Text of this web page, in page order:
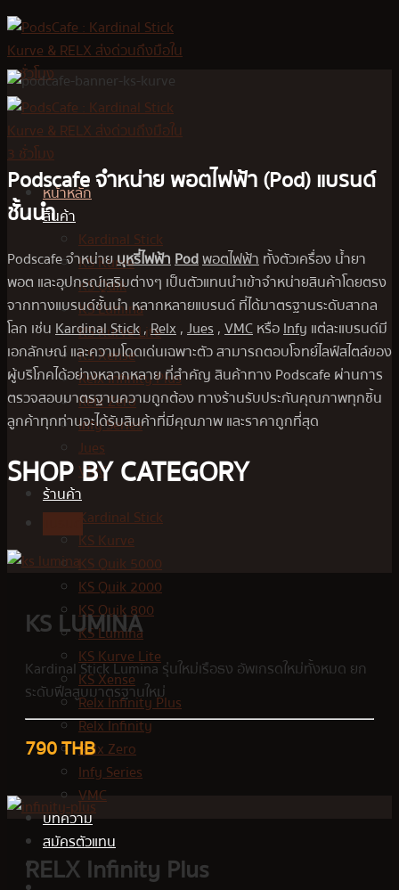
Skip
to
content
หน้าหลัก
สินค้า
Kardinal Stick
KS Kurve
KS Quik
KS Lumina
KS Kurve Lite
KS Xense
Relx Infinity Plus
Relx Zero
Infy Series
Jues
VMC
ร้านค้า
Kardinal Stick
KS Kurve
KS Quik 5000
KS Quik 2000
KS Quik 800
KS Lumina
KS Kurve Lite
KS Xense
Relx Infinity Plus
Relx Infinity
Relx Zero
Infy Series
VMC
บทความ
สมัครตัวแทน
Podscafe จำหน่าย พอตไฟฟ้า (Pod) แบรนด์
ชั้นนำ
Podscafe จำหน่ายบุหรี่ไฟฟ้าPodพอตไฟฟ้าทั้งตัวเครื่อง น้ำยา
พอต และอุปกรณ์เสริมต่างๆ เป็นตัวแทนนำเข้าจำหน่ายสินค้าโดยตรง
จากทางแบรนด์ชั้นนำ หลากหลายแบรนด์ ที่ได้มาตรฐานระดับสากล
โลก เช่นKardinal Stick,Relx,Jues,VMCหรือInfy แต่ละแบรนด์มี
เอกลักษณ์ และความโดดเด่นเฉพาะตัว สามารถตอบโจทย์ไลฟ์สไตล์ของ
ผู้บริโภคได้อย่างหลากหลาย ที่สำคัญ สินค้าทาง Podscafe ผ่านการ
ตรวจสอบมาตรฐานความถูกต้อง ทางร้านรับประกันคุณภาพทุกชิ้น
ลูกค้าทุกท่านจะได้รับสินค้าที่มีคุณภาพ และราคาถูกที่สุด
SHOP BY CATEGORY
KS LUMINA
Kardinal Stick Lumina รุ่นใหม่เรือธง อัพเกรดใหม่ทั้งหมด ยก
ระดับฟีลสูบมาตรฐานใหม่
790 THB
RELX Infinity Plus